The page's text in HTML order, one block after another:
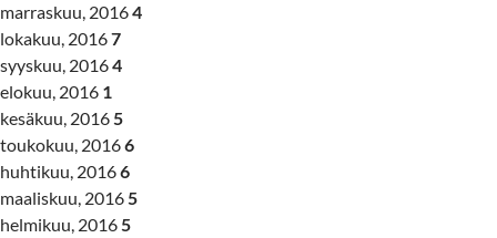
marraskuu, 20164
lokakuu, 20167
syyskuu, 20164
elokuu, 2016 1
kesäkuu, 20165
toukokuu, 20166
huhtikuu, 20166
maaliskuu, 20165
helmikuu, 20165